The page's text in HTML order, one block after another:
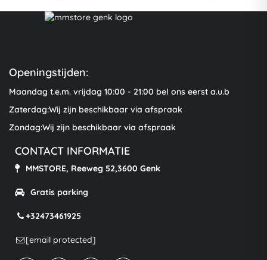
Openingstijden:
Maandag t.e.m. vrijdag 10:00 - 21:00 bel ons eerst a.u.b
Zaterdag:Wij zijn beschikbaar via afspraak
Zondag:Wij zijn beschikbaar via afspraak
CONTACT INFORMATIE
MMSTORE, Reeweg 52,3600 Genk
Gratis parking
+32473461925
[email protected]